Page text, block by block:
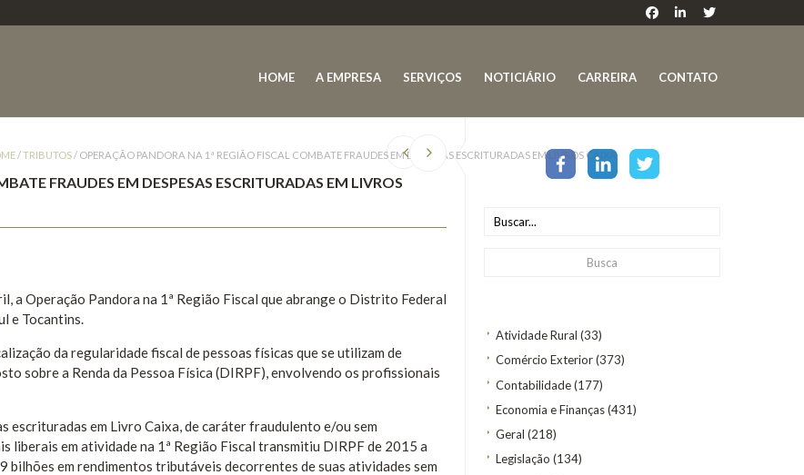
HOME A EMPRESA SERVIÇOS NOTICIÁRIO CARREIRA CONTATO
Atividade Rural (33)
Comércio Exterior(373)
Contabilidade(177)
Economia e Finanças(431)
Geral (218)
Legislação (134)
/TRIBUTOS/ OPERAÇÃO PANDORA NA 1ª REGIÃO FISCAL COMBATE FRAUDES EM DESPESAS ESCRITURADAS EM LIVROS CAIXA
FRAUDES EM DESPESAS ESCRITURADAS EM LIVROS
a Operação Pandora na 1ª Região Fiscal que abrange o Distrito Federal
e Tocantins.
da regularidade fiscal de pessoas físicas que se utilizam de
sobre a Renda da Pessoa Física (DIRPF), envolvendo os profissionais
escrituradas em Livro Caixa, de caráter fraudulento e/ou sem
liberais em atividade na 1ª Região Fiscal transmitiu DIRPF de 2015 a
bilhões em rendimentos tributáveis decorrentes de suas atividades sem